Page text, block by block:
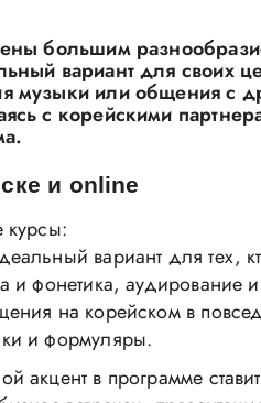
большим
вариант для своих
музыки или общения с
с корейскими
и online
вариант для тех,
и фонетика, аудирование
на корейском в
и формуляры.
акцент в программе